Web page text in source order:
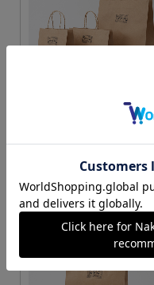
S・M・Lサイズより当店に
カートに入れる